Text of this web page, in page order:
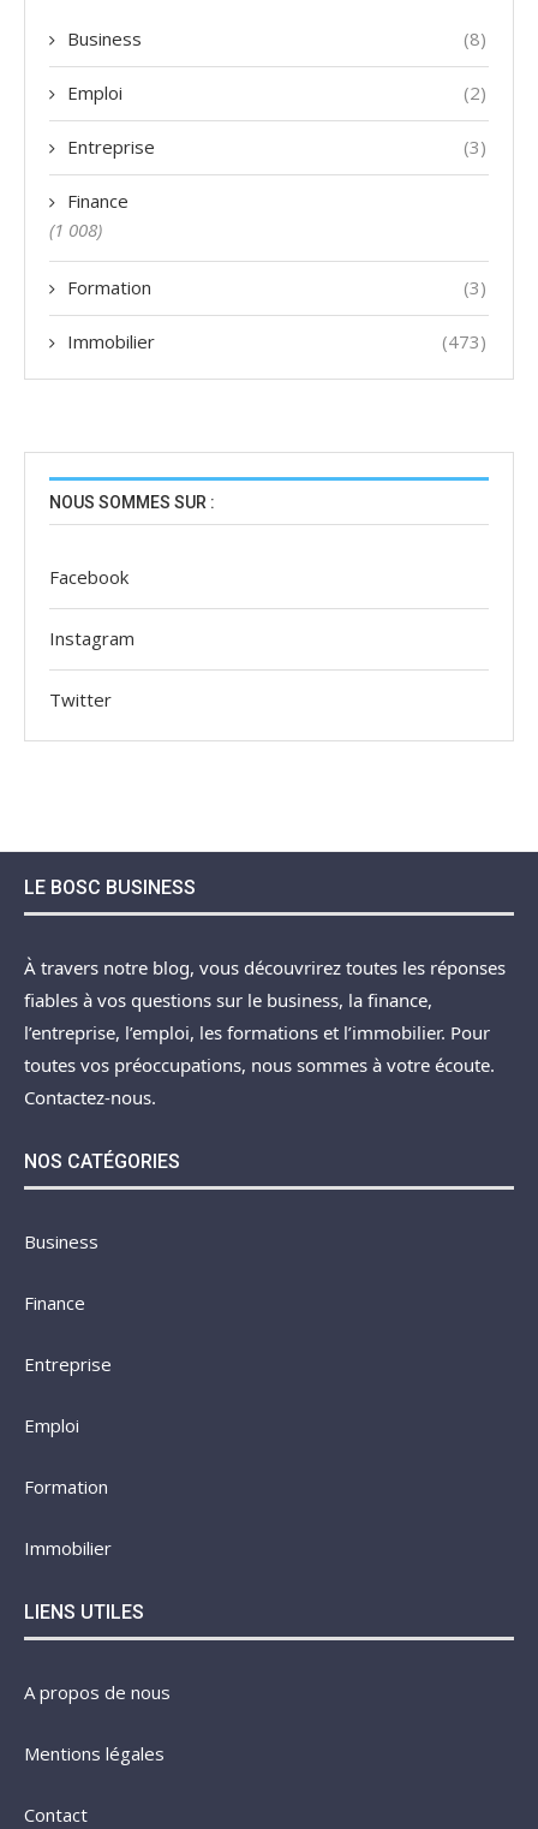
Business (8)
Emploi (2)
Entreprise (3)
Finance
(1 008)
Formation (3)
Immobilier (473)
NOUS SOMMES SUR :
Facebook
Instagram
Twitter
LE BOSC BUSINESS
À travers notre blog, vous découvrirez toutes les réponses
fiables à vos questions sur le business, la finance,
l’entreprise, l’emploi, les formations et l’immobilier. Pour
toutes vos préoccupations, nous sommes à votre écoute.
Contactez-nous.
NOS CATÉGORIES
Business
Finance
Entreprise
Emploi
Formation
Immobilier
LIENS UTILES
A propos de nous
Mentions légales
Contact